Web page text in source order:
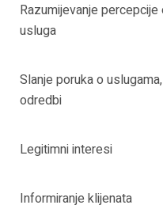
Razumijevanje
usluga
Slanje poruka o
odredbi
Legitimni interesi
Informiranje klijenata